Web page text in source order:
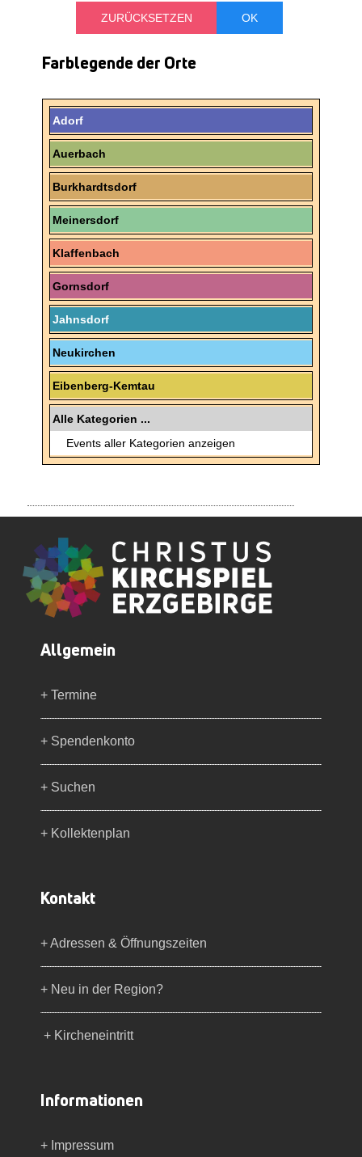
Farblegende der Orte
Adorf
Auerbach
Burkhardtsdorf
Meinersdorf
Klaffenbach
Gornsdorf
Jahnsdorf
Neukirchen
Eibenberg-Kemtau
Alle Kategorien ...
Events aller Kategorien anzeigen
Allgemein
+ Termine
+ Spendenkonto
+ Suchen
+ Kollektenplan
Kontakt
+ Adressen & Öffnungszeiten
+ Neu in der Region?
+ Kircheneintritt
Informationen
+ Impressum